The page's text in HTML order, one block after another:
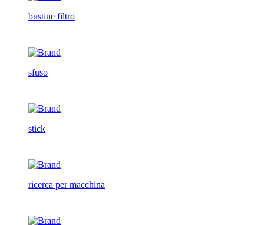
bustine filtro
sfuso
stick
ricerca per macchina